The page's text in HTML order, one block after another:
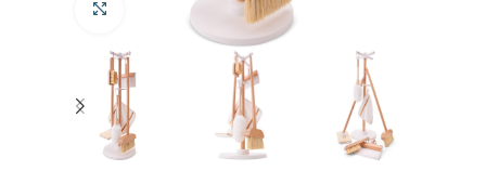
Klik om te vergroten